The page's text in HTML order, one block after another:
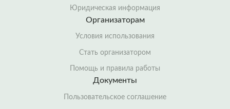
Юридическая информация
Организаторам
Условия использования
Стать организатором
Помощь и правила работы
Документы
Пользовательское соглашение